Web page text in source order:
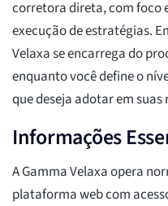
corretora direta, com foco
execução de estratégias.
Velaxa se encarrega do
enquanto você define o
que deseja adotar em suas
Informações
A Gamma Velaxa opera
plataforma web com